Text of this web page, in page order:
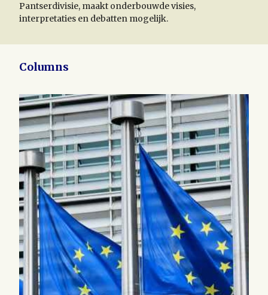
Pantserdivisie, maakt onderbouwde visies,
interpretaties en debatten mogelijk.
Columns